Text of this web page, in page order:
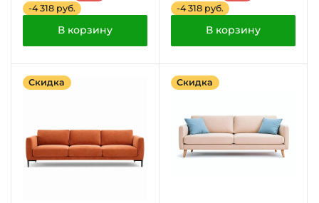
-4 318 руб.
В корзину
-4 318 руб.
В корзину
Скидка Скидка